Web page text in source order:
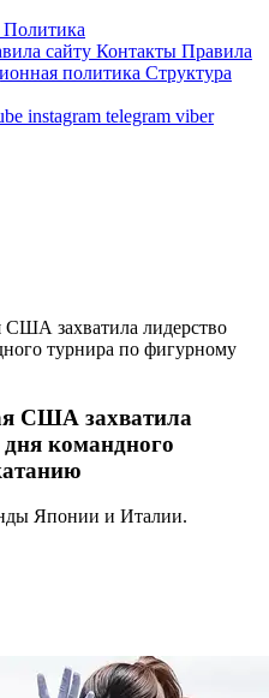
Политика
сайту Контакты Правила
политика Структура
instagram telegram viber
захватила лидерство
турнира по фигурному
США захватила
дня командного
Японии и Италии.